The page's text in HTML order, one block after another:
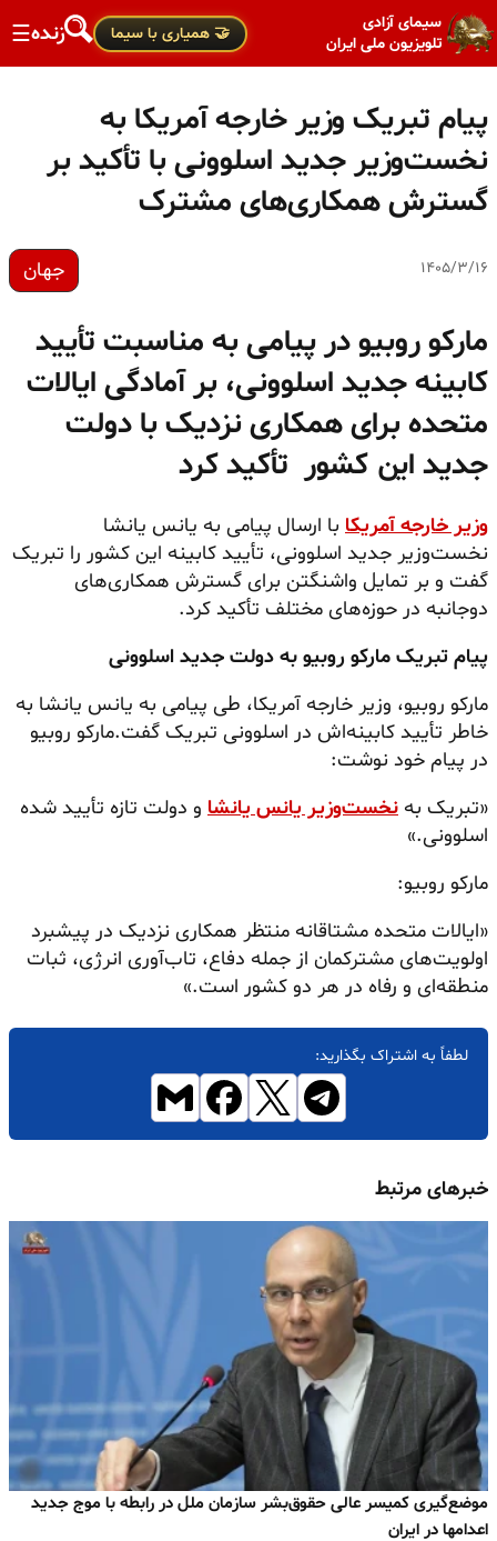
سیمای آزادی
تلویزیون ملی ایران
🤝 همیاری با سیما زنده☰
پیام تبریک وزیر خارجه آمریکا به
نخست‌وزیر جدید اسلوونی با تأکید بر
گسترش همکاری‌های مشترک
۱۴۰۵/۳/۱۶ جهان
مارکو روبیو در پیامی به مناسبت تأیید
کابینه جدید اسلوونی، بر آمادگی ایالات
متحده برای همکاری نزدیک با دولت
جدید این کشور تأکید کرد
وزیر خارجه آمریکا با ارسال پیامی به یانس یانشا
نخست‌وزیر جدید اسلوونی، تأیید کابینه این کشور را تبریک
گفت و بر تمایل واشنگتن برای گسترش همکاری‌های
دوجانبه در حوزه‌های مختلف تأکید کرد.
پیام تبریک مارکو روبیو به دولت جدید اسلوونی
مارکو روبیو، وزیر خارجه آمریکا، طی پیامی به یانس یانشا به
خاطر تأیید کابینه‌اش در اسلوونی تبریک گفت.مارکو روبیو
در پیام خود نوشت:
«تبریک به نخست‌وزیر یانس یانشا و دولت تازه تأیید شده
اسلوونی.»
مارکو روبیو:
«ایالات متحده مشتاقانه منتظر همکاری نزدیک در پیشبرد
اولویت‌های مشترکمان از جمله دفاع، تاب‌آوری انرژی، ثبات
منطقه‌ای و رفاه در هر دو کشور است.»
لطفاً به اشتراک بگذارید:
خبرهای مرتبط
موضع‌گیری کمیسر عالی حقوق‌بشر سازمان ملل در رابطه با موج جدید
اعدامها در ایران